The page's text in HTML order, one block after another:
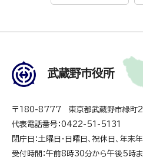
武蔵野市役所
〒180-8777 東京都武蔵野市緑町
代表電話番号：0422-51-5131
閉庁日：土曜日・日曜日、祝休日、年
受付時間：午前8時30分から午後5時